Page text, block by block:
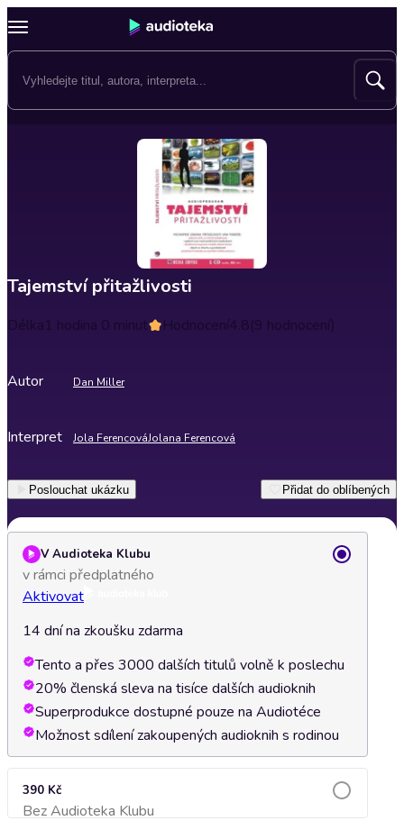
Tajemství přitažlivosti
Délka1 hodina 0 minut Hodnocení4.8(9 hodnocení)
Autor Dan Miller
Interpret Jola FerencováJolana Ferencová
Poslouchat ukázku Přidat do oblíbených
V Audioteka Klubu
v rámci předplatného
Aktivovat
14 dní na zkoušku zdarma
Tento a přes 3000 dalších titulů volně k poslechu
20% členská sleva na tisíce dalších audioknih
Superprodukce dostupné pouze na Audiotéce
Možnost sdílení zakoupených audioknih s rodinou
390 Kč
Bez Audioteka KlubuPřidat do košíku